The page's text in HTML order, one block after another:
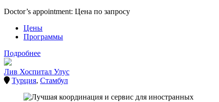
Doctor’s appointment: Цена по запросу
Цены
Программы
Подробнее
Лив Хоспитал Улус
Турция, Стамбул